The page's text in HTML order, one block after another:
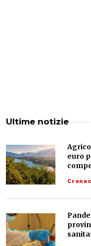
Ultime notizie
euro